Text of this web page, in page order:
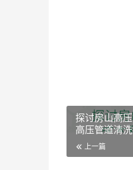
探讨房山高
高压管道清
上一篇